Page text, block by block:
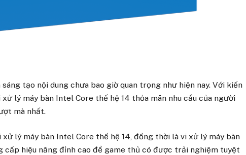
tạo nội dung chưa bao giờ quan trọng như hiện nay. Với kiến
lý máy bàn Intel Core thế hệ 14 thỏa mãn nhu cầu của người
mà nhất.
lý máy bàn Intel Core thế hệ 14, đồng thời là vi xử lý máy bàn
cấp hiệu năng đỉnh cao để game thủ có được trải nghiệm tuyệt